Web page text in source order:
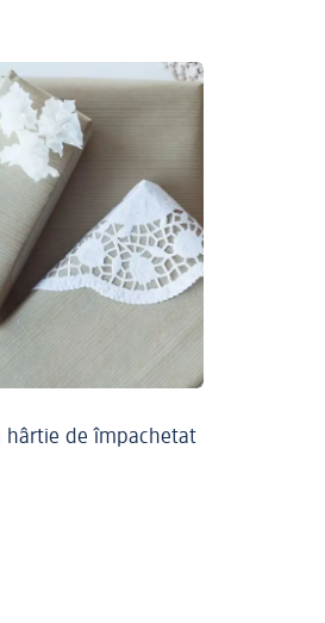
hârtie de împachetat